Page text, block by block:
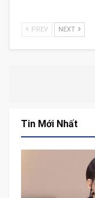
PREV NEXT
Tin Mới Nhất